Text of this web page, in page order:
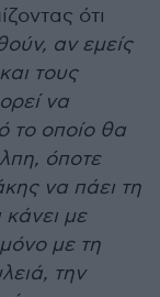
ότι
αν εμείς
τους
να
το οποίο θα
όποτε
να πάει τη
με
με τη
την